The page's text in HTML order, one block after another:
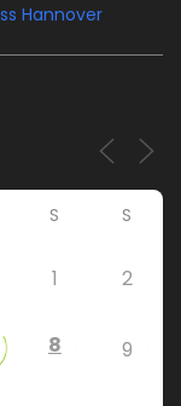
Hannover
S S
1 2
8 9